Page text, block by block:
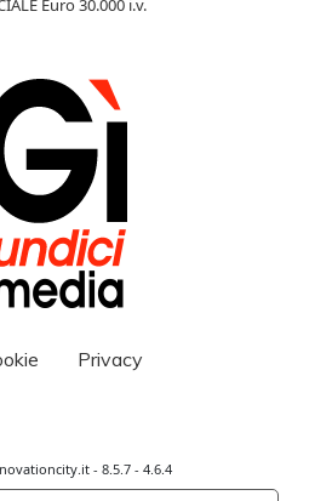
Euro 30.000 i.v.
Privacy
- 8.5.7 - 4.6.4